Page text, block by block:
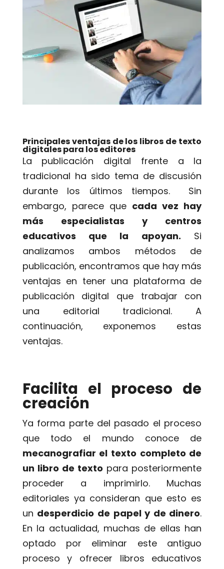
Principales ventajas de los libros de texto
digitales para los editores
La publicación digital frente a la
tradicional ha sido tema de discusión
durante los últimos tiempos. Sin
embargo, parece que cada vez hay
más especialistas y centros
educativos que la apoyan. Si
analizamos ambos métodos de
publicación, encontramos que hay más
ventajas en tener una plataforma de
publicación digital que trabajar con
una editorial tradicional. A
continuación, exponemos estas
ventajas.
Facilita el proceso de
creación
Ya forma parte del pasado el proceso
que todo el mundo conoce de
mecanografiar el texto completo de
un libro de texto para posteriormente
proceder a imprimirlo. Muchas
editoriales ya consideran que esto es
un desperdicio de papel y de dinero.
En la actualidad, muchas de ellas han
optado por eliminar este antiguo
proceso y ofrecer libros educativos